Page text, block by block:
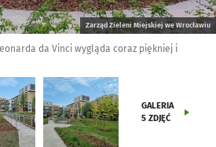
Zarząd Zieleni Miejskiej we Wrocławiu
da Vinci wygląda coraz piękniej i
GALERIA
5 ZDJĘĆ